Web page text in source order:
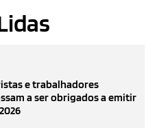
e trabalhadores
a ser obrigados a emitir